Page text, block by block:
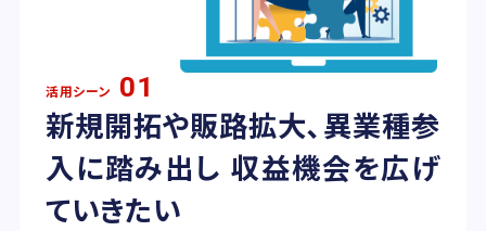
活用シーン 01
新規開拓や販路拡大、異業種参
入に踏み出し 収益機会を広げ
ていきたい